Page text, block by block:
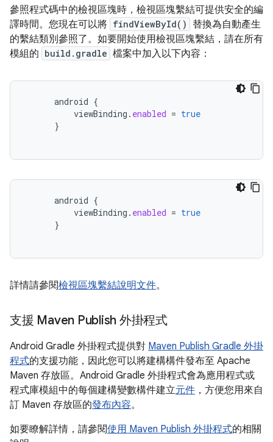
參照程式碼中的檢視區塊時，檢視區塊繫結可提供安全的編
譯時間。您現在可以將 findViewById()
替換為自動產生
的繫結類別參照了。如要開始使用檢視區塊繫結，請在所有
模組的 build.gradle 檔案中加入以下內容：
android {
viewBinding . enabled = true
}
android {
viewBinding . enabled = true
}
詳情請參閱檢視區塊繫結說明文件。
支援 Maven Publish 外掛程式
Android Gradle 外掛程式提供對 Maven Publish Gradle 外掛
程式的支援功能，因此您可以將建構構件發布至 Apache
Maven 存放區。Android Gradle 外掛程式會為應用程式或
程式庫模組中的每個建構變數構件建立元件 ，方便您用來自
訂 Maven 存放區的發布內容。
如要瞭解詳情，請參閱使用 Maven Publish 外掛程式的相關